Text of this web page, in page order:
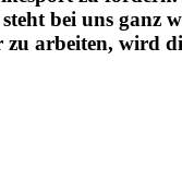
bei uns ganz
zu arbeiten, wird